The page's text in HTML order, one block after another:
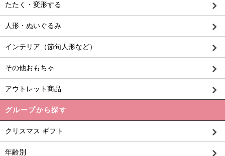
たたく・変形する
人形・ぬいぐるみ
インテリア（節句人形など）
その他おもちゃ
アウトレット商品
グループから探す
クリスマス ギフト
年齢別